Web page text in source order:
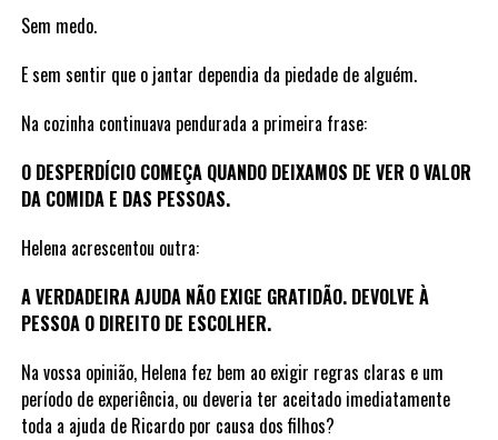
Sem medo.
E sem sentir que o jantar dependia da piedade de alguém.
Na cozinha continuava pendurada a primeira frase:
O DESPERDÍCIO COMEÇA QUANDO DEIXAMOS DE VER O VALOR
DA COMIDA E DAS PESSOAS.
Helena acrescentou outra:
A VERDADEIRA AJUDA NÃO EXIGE GRATIDÃO. DEVOLVE À
PESSOA O DIREITO DE ESCOLHER.
Na vossa opinião, Helena fez bem ao exigir regras claras e um
período de experiência, ou deveria ter aceitado imediatamente
toda a ajuda de Ricardo por causa dos filhos?